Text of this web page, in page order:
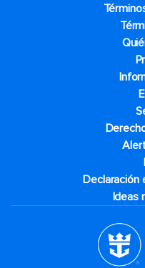
Declaración
Ideas